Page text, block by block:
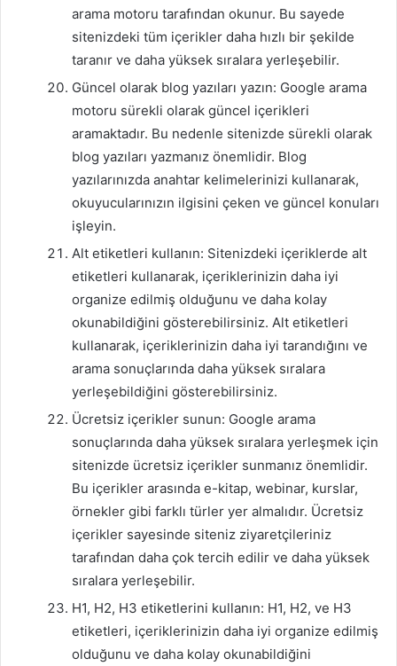
arama motoru tarafından okunur. Bu sayede
sitenizdeki tüm içerikler daha hızlı bir şekilde
taranır ve daha yüksek sıralara yerleşebilir.
Güncel olarak blog yazıları yazın: Google arama
motoru sürekli olarak güncel içerikleri
aramaktadır. Bu nedenle sitenizde sürekli olarak
blog yazıları yazmanız önemlidir. Blog
yazılarınızda anahtar kelimelerinizi kullanarak,
okuyucularınızın ilgisini çeken ve güncel konuları
işleyin.
Alt etiketleri kullanın: Sitenizdeki içeriklerde alt
etiketleri kullanarak, içeriklerinizin daha iyi
organize edilmiş olduğunu ve daha kolay
okunabildiğini gösterebilirsiniz. Alt etiketleri
kullanarak, içeriklerinizin daha iyi tarandığını ve
arama sonuçlarında daha yüksek sıralara
yerleşebildiğini gösterebilirsiniz.
Ücretsiz içerikler sunun: Google arama
sonuçlarında daha yüksek sıralara yerleşmek için
sitenizde ücretsiz içerikler sunmanız önemlidir.
Bu içerikler arasında e-kitap, webinar, kurslar,
örnekler gibi farklı türler yer almalıdır. Ücretsiz
içerikler sayesinde siteniz ziyaretçileriniz
tarafından daha çok tercih edilir ve daha yüksek
sıralara yerleşebilir.
H1, H2, H3 etiketlerini kullanın: H1, H2, ve H3
etiketleri, içeriklerinizin daha iyi organize edilmiş
olduğunu ve daha kolay okunabildiğini